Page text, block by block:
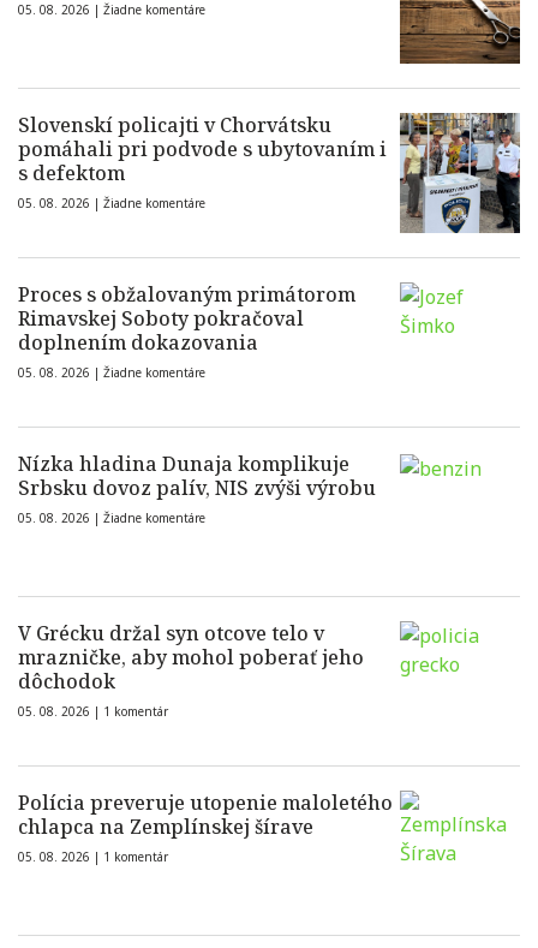
05. 08. 2026 | Žiadne komentáre
Slovenskí policajti v Chorvátsku
pomáhali pri podvode s ubytovaním i
s defektom
05. 08. 2026 | Žiadne komentáre
Proces s obžalovaným primátorom
Rimavskej Soboty pokračoval
doplnením dokazovania
05. 08. 2026 | Žiadne komentáre
Nízka hladina Dunaja komplikuje
Srbsku dovoz palív, NIS zvýši výrobu
05. 08. 2026 | Žiadne komentáre
V Grécku držal syn otcove telo v
mrazničke, aby mohol poberať jeho
dôchodok
05. 08. 2026 | 1 komentár
Polícia preveruje utopenie maloletého
chlapca na Zemplínskej šírave
05. 08. 2026 | 1 komentár